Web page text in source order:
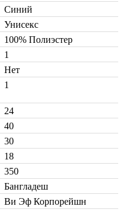
Синий
Унисекс
100% Полиэстер
1
Нет
1
24
40
30
18
350
Бангладеш
Ви Эф Корпорейшн